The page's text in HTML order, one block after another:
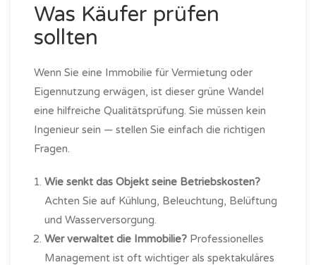
Was Käufer prüfen
sollten
Wenn Sie eine Immobilie für Vermietung oder
Eigennutzung erwägen, ist dieser grüne Wandel
eine hilfreiche Qualitätsprüfung. Sie müssen kein
Ingenieur sein — stellen Sie einfach die richtigen
Fragen.
Wie senkt das Objekt seine Betriebskosten?
Achten Sie auf Kühlung, Beleuchtung, Belüftung
und Wasserversorgung.
Wer verwaltet die Immobilie? Professionelles
Management ist oft wichtiger als spektakuläres